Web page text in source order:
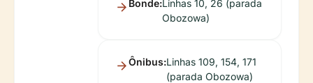
Bonde:Linhas 10, 26 (parada
Obozowa)
Ônibus:Linhas 109, 154, 171
(parada Obozowa)